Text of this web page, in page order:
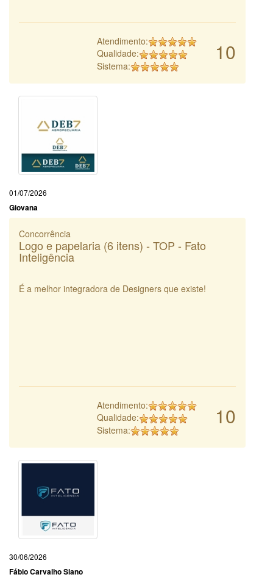
10
Atendimento:
Qualidade:
Sistema:
01/07/2026
Giovana
Concorrência
Logo e papelaria (6 itens) - TOP - Fato
Inteligência
É a melhor integradora de Designers que existe!
10
Atendimento:
Qualidade:
Sistema:
30/06/2026
Fábio Carvalho Siano